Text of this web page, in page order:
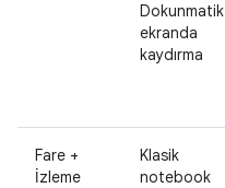
Dokunmatik
ekranda
kaydırma
Fare +
İzleme
Klasik
notebook